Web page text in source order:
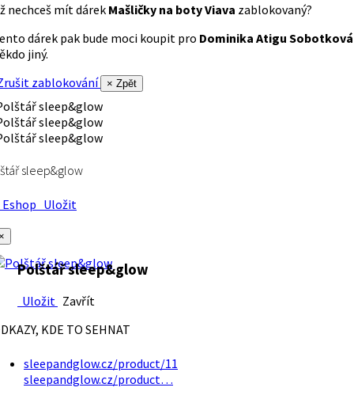
nechceš mít dárek Mašličky na boty Viava zablokovaný?
dárek pak bude moci koupit pro Dominika Atigu Sobotková
jiný.
zablokování
× Zpět
sleep&glow
Uložit
Polštář sleep&glow
Uložit Zavřít
KDE TO SEHNAT
sleepandglow.cz/product/11
sleepandglow.cz/product…